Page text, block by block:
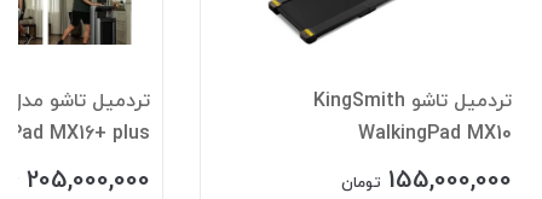
تردمیل تاشو KingSmith
WalkingPad MX10
155,000,000 تومان
MX16+ plus
205,000,000